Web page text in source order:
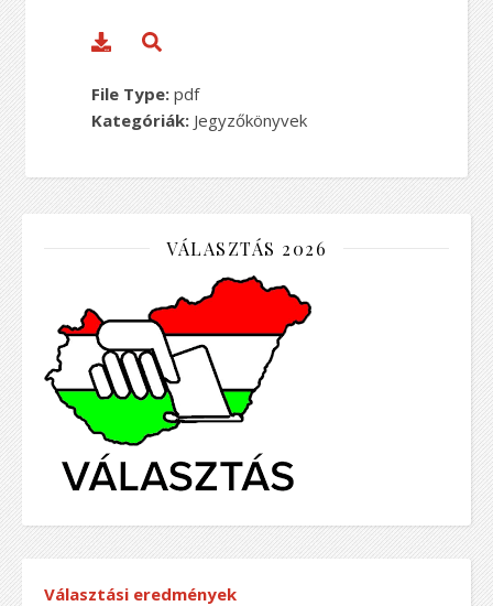
File Type: pdf
Kategóriák: Jegyzőkönyvek
VÁLASZTÁS 2026
Választási eredmények